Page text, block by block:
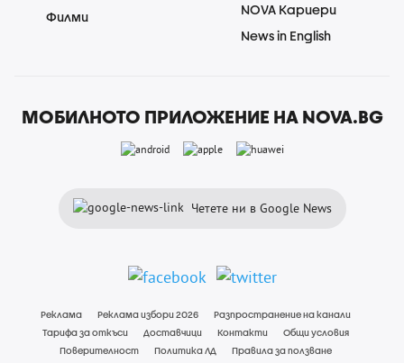
Филми
NOVA Кариери
News in English
МОБИЛНОТО ПРИЛОЖЕНИЕ НА NOVA.BG
Четете ни в Google News
Реклама Реклама избори 2026
Разпространение на канали
Тарифа за откъси
Доставчици Контакти
Общи условия
Поверителност
Политика ЛД Правила за ползване